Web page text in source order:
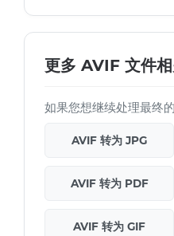
更多 AVIF 文件
如果您想继续处理最终
AVIF 转为 JPG
AVIF 转为 PDF
AVIF 转为 GIF